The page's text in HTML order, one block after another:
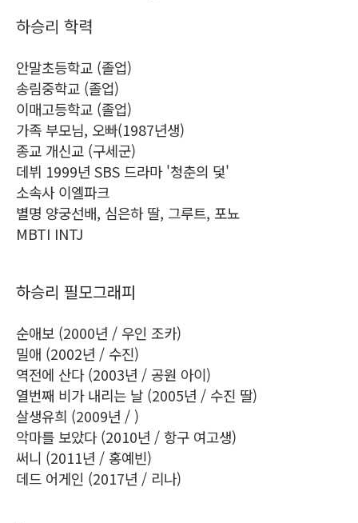
하승리 학력
안말초등학교 (졸업)
송림중학교 (졸업)
이매고등학교 (졸업)
가족 부모님, 오빠(1987년생)
종교 개신교 (구세군)
데뷔 1999년 SBS 드라마 '청춘의 덫'
소속사 이엘파크
별명 양궁선배, 심은하 딸, 그루트, 포뇨
MBTI INTJ
하승리 필모그래피
순애보 (2000년 / 우인 조카)
밀애 (2002년 / 수진)
역전에 산다 (2003년 / 공원 아이)
열번째 비가 내리는 날 (2005년 / 수진 딸)
살생유희 (2009년 / )
악마를 보았다 (2010년 / 항구 여고생)
써니 (2011년 / 홍예빈)
데드 어게인 (2017년 / 리나)